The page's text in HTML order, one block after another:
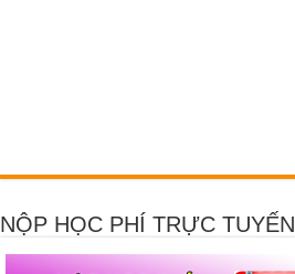
NỘP HỌC PHÍ TRỰC TUYẾN